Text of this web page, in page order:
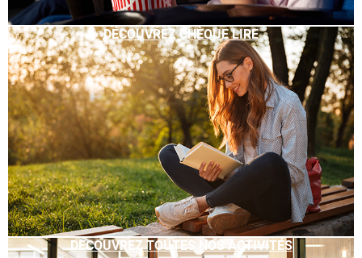
DÉCOUVREZ CHÈQUE LIRE
DÉCOUVREZ TOUTES NOS ACTIVITÉS